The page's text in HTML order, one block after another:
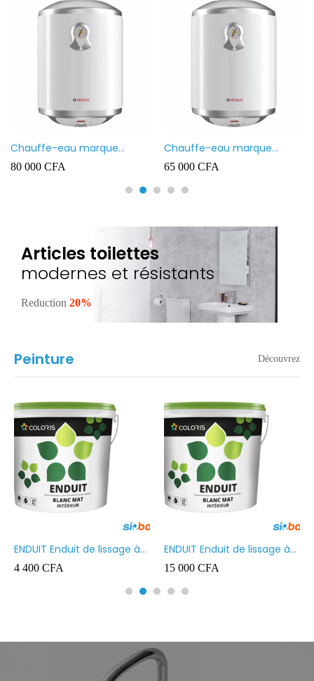
Chauffe-eau marque
VENUS 80L
80 000 CFA
Chauffe-eau marque
VENUS 50L
65 000 CFA
Articles toilettes
modernes et résistants
Reduction 20%
Peinture Découvrez
ENDUIT Enduit de lissage à
base d’émulsion en phase
aqueuse 5kg
4 400 CFA
ENDUIT Enduit de lissage à
base d’émulsion en phase
aqueuse 20kg
15 000 CFA